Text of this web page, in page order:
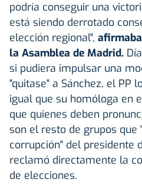
podría conseguir una
está siendo derrotado
elección regional",
la Asamblea de Madrid.
si pudiera impulsar una
"quitase" a Sánchez, el PP
igual que su homóloga en
que quienes deben
son el resto de grupos que
corrupción" del presidente
reclamó directamente la
de elecciones.